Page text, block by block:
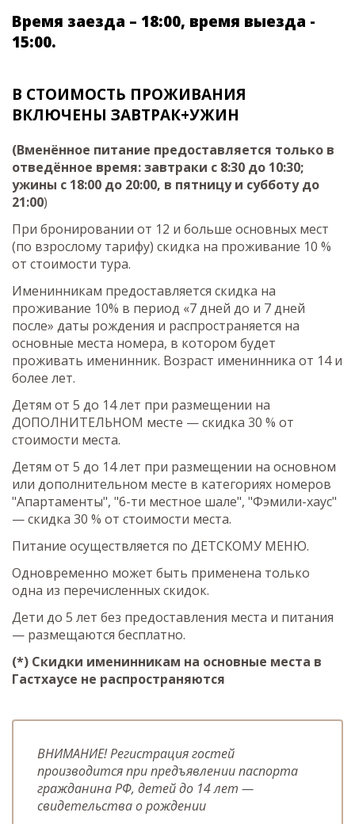
Время заезда – 18:00, время выезда -
15:00.
В СТОИМОСТЬ ПРОЖИВАНИЯ
ВКЛЮЧЕНЫ ЗАВТРАК+УЖИН
(Вменённое питание предоставляется только в
отведённое время: завтраки с 8:30 до 10:30;
ужины с 18:00 до 20:00, в пятницу и субботу до
21:00)
При бронировании от 12 и больше основных мест
(по взрослому тарифу) скидка на проживание 10 %
от стоимости тура.
Именинникам предоставляется скидка на
проживание 10% в период «7 дней до и 7 дней
после» даты рождения и распространяется на
основные места номера, в котором будет
проживать именинник. Возраст именинника от 14 и
более лет.
Детям от 5 до 14 лет при размещении на
ДОПОЛНИТЕЛЬНОМ месте — скидка 30 % от
стоимости места.
Детям от 5 до 14 лет при размещении на основном
или дополнительном месте в категориях номеров
"Апартаменты", "6-ти местное шале", "Фэмили-хаус"
— скидка 30 % от стоимости места.
Питание осуществляется по ДЕТСКОМУ МЕНЮ.
Одновременно может быть применена только
одна из перечисленных скидок.
Дети до 5 лет без предоставления места и питания
— размещаются бесплатно.
(*) Скидки именинникам на основные места в
Гастхаусе не распространяются
ВНИМАНИЕ! Регистрация гостей
производится при предъявлении паспорта
гражданина РФ, детей до 14 лет —
свидетельства о рождении